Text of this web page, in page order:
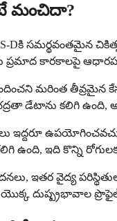
మంచిదా?
Dకి సమర్థవంతమైన
ప్రమాద కారకాలపై
మరింత తీవ్రమైన
డేటాను కలిగి ఉంది,
ఇద్దరూ
ఉంది, ఇది కొన్ని
ఇతర వైద్య
యొక్క దుష్ప్రభావాల